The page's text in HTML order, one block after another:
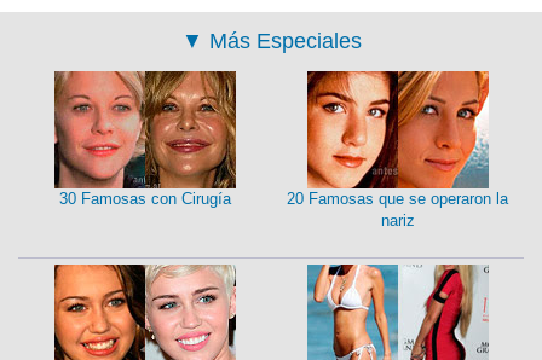
▼ Más Especiales
30 Famosas con Cirugía
20 Famosas que se operaron la
nariz